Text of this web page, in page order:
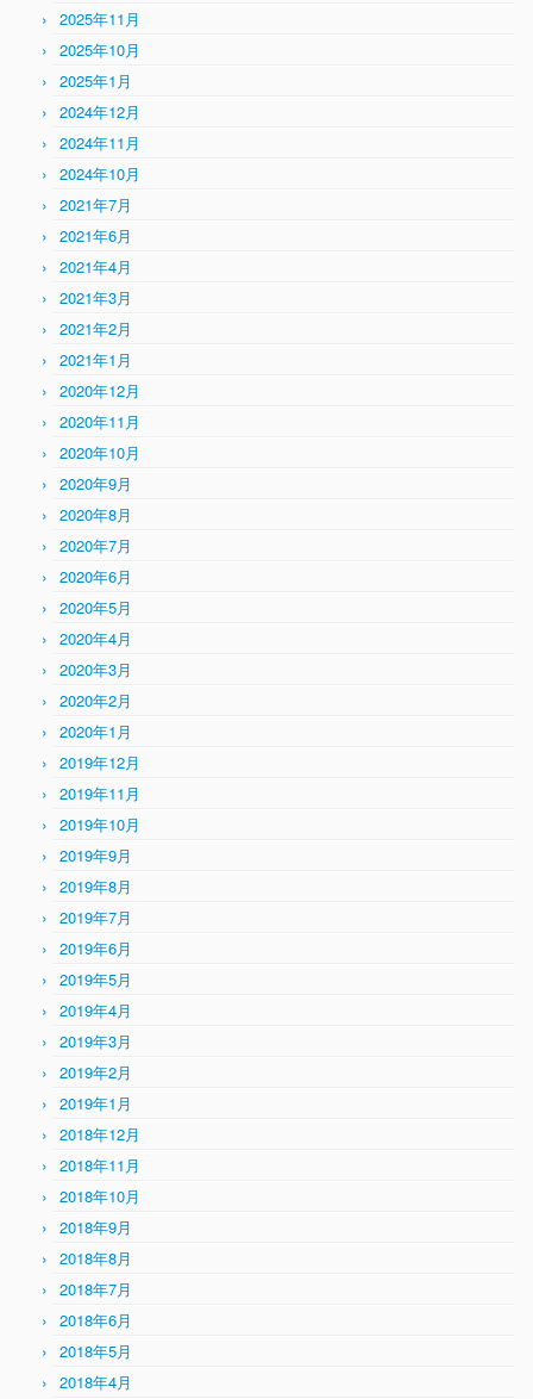
2025年11月
2025年10月
2025年1月
2024年12月
2024年11月
2024年10月
2021年7月
2021年6月
2021年4月
2021年3月
2021年2月
2021年1月
2020年12月
2020年11月
2020年10月
2020年9月
2020年8月
2020年7月
2020年6月
2020年5月
2020年4月
2020年3月
2020年2月
2020年1月
2019年12月
2019年11月
2019年10月
2019年9月
2019年8月
2019年7月
2019年6月
2019年5月
2019年4月
2019年3月
2019年2月
2019年1月
2018年12月
2018年11月
2018年10月
2018年9月
2018年8月
2018年7月
2018年6月
2018年5月
2018年4月